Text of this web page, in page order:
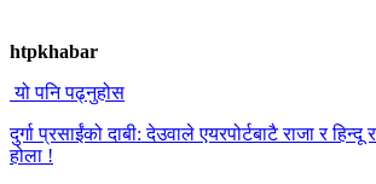
htpkhabar
यो पनि पढ्नुहोस
दुर्गा प्रसाईंको दाबी: देउवाले एयरपोर्टबाटै राजा र हिन्दू
होला !